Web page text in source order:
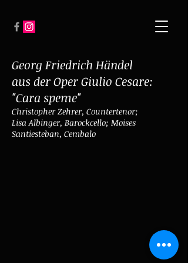
Georg Friedrich Händel
aus der Oper Giulio Cesare:
"Cara speme"
Christopher Zehrer, Countertenor;
Lisa Albinger, Barockcello; Moises
Santiesteban, Cembalo